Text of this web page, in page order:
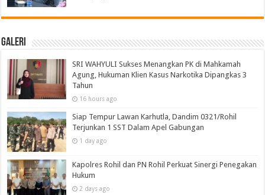
Galeri
SRI WAHYULI Sukses Menangkan PK di Mahkamah
Agung, Hukuman Klien Kasus Narkotika Dipangkas 3
Tahun
16 hours ago
Siap Tempur Lawan Karhutla, Dandim 0321/Rohil
Terjunkan 1 SST Dalam Apel Gabungan
1 day ago
Kapolres Rohil dan PN Rohil Perkuat Sinergi Penegakan
Hukum
2 days ago